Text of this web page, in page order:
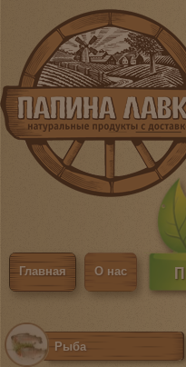
Главная О нас
Рыба